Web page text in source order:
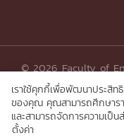
© 2026 Faculty of
เราใช้คุกกี้เพื่อพัฒนาประสิท
ของคุณ คุณสามารถศึกษารา
และสามารถจัดการความเป็
ตั้งค่า